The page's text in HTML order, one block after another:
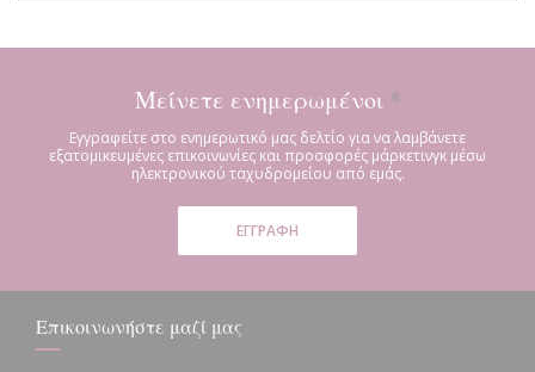
Μείνετε ενημερωμένοι *
Εγγραφείτε στο ενημερωτικό μας δελτίο για να λαμβάνετε
εξατομικευμένες επικοινωνίες και προσφορές μάρκετινγκ μέσω
ηλεκτρονικού ταχυδρομείου από εμάς.
ΕΓΓΡΑΦΉ
Επικοινωνήστε μαζί μας